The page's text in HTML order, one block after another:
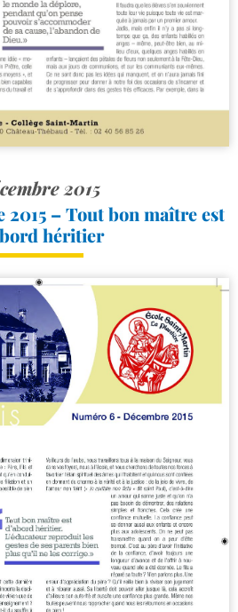
2015
2015 – Tout bon maître est
héritier